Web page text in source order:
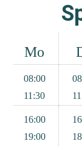
Mo
08:00
11:30
16:00
19:00